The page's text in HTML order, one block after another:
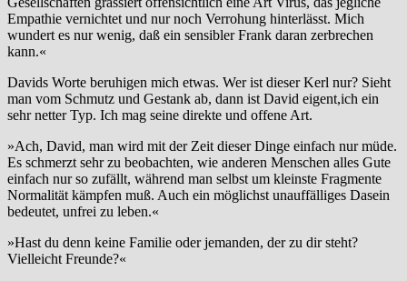
Empathie vernichtet und nur noch Verrohung hinterlässt. Mich
wundert es nur wenig, daß ein sensibler Frank daran zerbrechen
kann.«
Davids Worte beruhigen mich etwas. Wer ist dieser Kerl nur? Sieht
man vom Schmutz und Gestank ab, dann ist David eigent,ich ein
sehr netter Typ. Ich mag seine direkte und offene Art.
»Ach, David, man wird mit der Zeit dieser Dinge einfach nur müde.
Es schmerzt sehr zu beobachten, wie anderen Menschen alles Gute
einfach nur so zufällt, während man selbst um kleinste Fragmente
Normalität kämpfen muß. Auch ein möglichst unauffälliges Dasein
bedeutet, unfrei zu leben.«
»Hast du denn keine Familie oder jemanden, der zu dir steht?
Vielleicht Freunde?«